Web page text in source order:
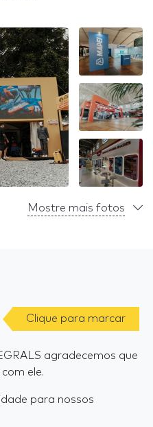
Mostre mais fotos
Clique para marcar
agradecemos que
ele.
para nossos